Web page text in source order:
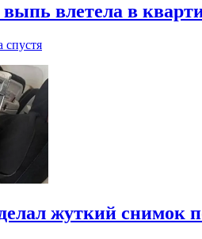
влетела в
спустя
жуткий снимок